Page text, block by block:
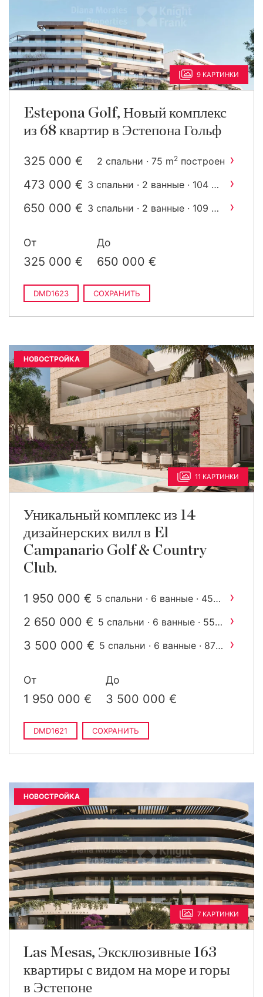
9 КАРТИНКИ
Estepona Golf, Новый комплекс
из 68 квартир в Эстепона Гольф
325 000 € 2 спальни · 75 m2 построен ›
473 000 € 3 спальни · 2 ванные · 104 m ›
650 000 € 3 спальни · 2 ванные · 109 m ›
От
325 000 €
До
650 000 €
DMD1623 СОХРАНИТЬ
НОВОСТРОЙКА
11 КАРТИНКИ
Уникальный комплекс из 14
дизайнерских вилл в El
Campanario Golf & Country
Club.
1 950 000 € 5 спальни · 6 ванные · 458
›
2 650 000 € 5 спальни · 6 ванные · 554
›
3 500 000 € 5 спальни · 6 ванные · 874
›
От
1 950 000 €
До
3 500 000 €
DMD1621 СОХРАНИТЬ
НОВОСТРОЙКА
7 КАРТИНКИ
Las Mesas, Эксклюзивные 163
квартиры с видом на море и горы
в Эстепоне